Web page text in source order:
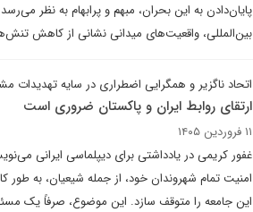
پایان‌دادن به این بحران، مبهم و پرابهام به نظر
بین‌المللی، واقعیت‌های میدانی نشانی از کاهش
اتحاد ناگزیر و همگرایی اضطراری در سایه تهدیدات
ارتقای روابط ایران و پاکستان ضروری است
۱۱ فروردین ۱۴۰۵
غفور کریمی در یادداشتی برای دیپلماسی ایرانی
امنیت تمام شهروندان خود، از جمله شیعیان، به طور
این جامعه را متوقف سازد. این موضوع، صرفاً یک